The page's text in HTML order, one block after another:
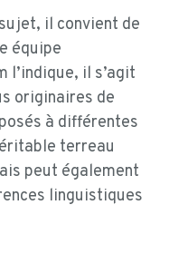
il convient de
équipe
l’indique, il s’agit
originaires de
à différentes
terreau
peut également
linguistiques